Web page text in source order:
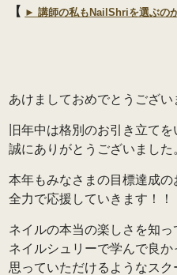
【 ► 講師の私もNailShriを選ぶの
あけましておめでとうござい
旧年中は格別のお引き立てを
誠にありがとうございました
本年もみなさまの目標達成の
全力で応援していきます！！
ネイルの本当の楽しさを知
ネイルシュリーで学んで良か
思っていただけるようなスク